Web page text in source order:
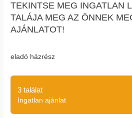
TEKINTSE MEG INGATLAN
TALÁJA MEG AZ ÖNNEK
AJÁNLATOT!
eladó házrész
3 találat
Ingatlan ajánlat